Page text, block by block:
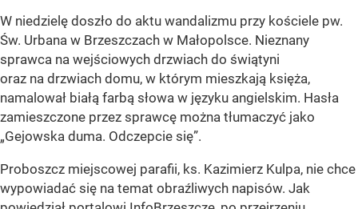
W niedzielę doszło do aktu wandalizmu przy kościele pw.
Św. Urbana w Brzeszczach w Małopolsce. Nieznany
sprawca na wejściowych drzwiach do świątyni
oraz na drzwiach domu, w którym mieszkają księża,
namalował białą farbą słowa w języku angielskim. Hasła
zamieszczone przez sprawcę można tłumaczyć jako
„Gejowska duma. Odczepcie się”.
Proboszcz miejscowej parafii, ks. Kazimierz Kulpa, nie chce
wypowiadać się na temat obraźliwych napisów. Jak